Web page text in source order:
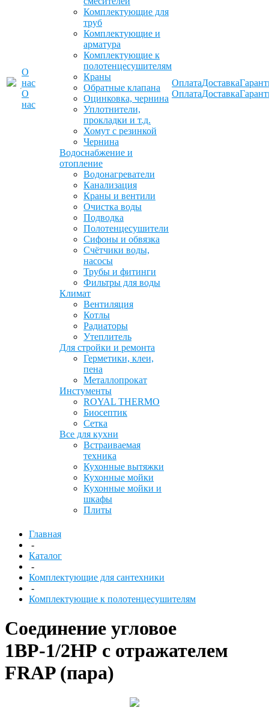
О
нас
О
нас
Комплектующие для
труб
Комплектующие и
арматура
Комплектующие к
полотенцесушителям
Краны
Обратные клапана
Оцинковка, чернина
Уплотнители,
прокладки и т.д.
Хомут с резинкой
Чернина
Водоснабжение и
отопление
Водонагреватели
Канализация
Краны и вентили
Очистка воды
Подводка
Полотенцесушители
Сифоны и обвязка
Счётчики воды,
насосы
Трубы и фитинги
Фильтры для воды
Климат
Вентиляция
Котлы
Радиаторы
Утеплитель
Для стройки и ремонта
Герметики, клеи,
пена
Металлопрокат
Инстументы
ROYAL THERMO
Биосептик
Сетка
Все для кухни
Встраиваемая
техника
Кухонные вытяжки
Кухонные мойки
Кухонные мойки и
шкафы
Плиты
Оплата
Оплата
Доставка
Доставка
Главная
-
Каталог
-
Комплектующие для сантехники
-
Комплектующие к полотенцесушителям
Соединение угловое
1ВР-1/2НР с отражателем
FRAP (пара)